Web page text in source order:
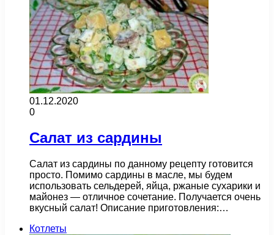
01.12.2020
0
Салат из сардины
Салат из сардины по данному рецепту готовится
просто. Помимо сардины в масле, мы будем
использовать сельдерей, яйца, ржаные сухарики и
майонез — отличное сочетание. Получается очень
вкусный салат! Описание приготовления:…
Котлеты